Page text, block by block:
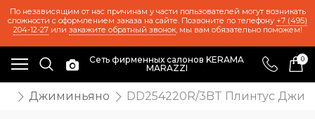
По независящим от нас причинам у части пользователей могут возникать
сложности с оформлением заказа на сайте. Позвоните по телефону +7 (495)
204-12-27или закажите обратный звонок, мы вам обязательно поможем!
Сеть фирменных салонов KERAMA
MARAZZI
0
Джиминьяно DD254220R/3BT Плинтус